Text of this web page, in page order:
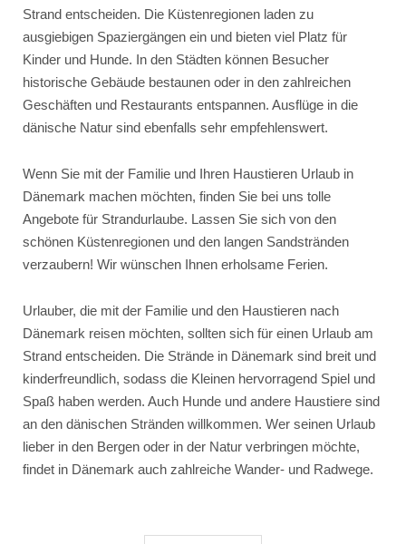
Strand entscheiden. Die Küstenregionen laden zu
ausgiebigen Spaziergängen ein und bieten viel Platz für
Kinder und Hunde. In den Städten können Besucher
historische Gebäude bestaunen oder in den zahlreichen
Geschäften und Restaurants entspannen. Ausflüge in die
dänische Natur sind ebenfalls sehr empfehlenswert.
Wenn Sie mit der Familie und Ihren Haustieren Urlaub in
Dänemark machen möchten, finden Sie bei uns tolle
Angebote für Strandurlaube. Lassen Sie sich von den
schönen Küstenregionen und den langen Sandstränden
verzaubern! Wir wünschen Ihnen erholsame Ferien.
Urlauber, die mit der Familie und den Haustieren nach
Dänemark reisen möchten, sollten sich für einen Urlaub am
Strand entscheiden. Die Strände in Dänemark sind breit und
kinderfreundlich, sodass die Kleinen hervorragend Spiel und
Spaß haben werden. Auch Hunde und andere Haustiere sind
an den dänischen Stränden willkommen. Wer seinen Urlaub
lieber in den Bergen oder in der Natur verbringen möchte,
findet in Dänemark auch zahlreiche Wander- und Radwege.